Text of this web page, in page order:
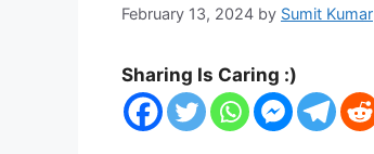
February 13, 2024 by Sumit Kumar
Sharing Is Caring :)